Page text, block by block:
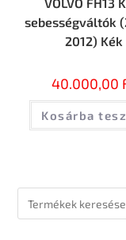
sebességváltók
2012) Kék
40.000,00
Kosárba